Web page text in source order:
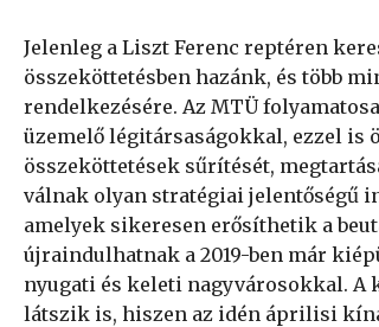
Jelenleg a Liszt Ferenc reptéren
összeköttetésben hazánk, és több
rendelkezésére. Az MTÜ
üzemelő légitársaságokkal, ezzel is
összeköttetések sűrítését,
válnak olyan stratégiai jelentőségű
amelyek sikeresen erősíthetik a
újraindulhatnak a 2019-ben már
nyugati és keleti nagyvárosokkal.
látszik is, hiszen az idén áprilisi